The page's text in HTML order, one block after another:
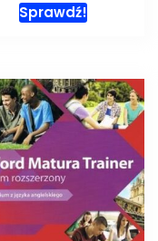
Sprawdź!